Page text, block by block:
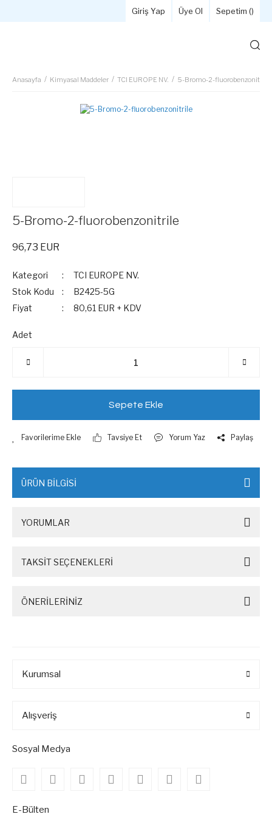
Giriş Yap Üye Ol Sepetim ()
Anasayfa Kimyasal Maddeler TCI EUROPE NV. 5-Bromo-2-fluorobenzonitrile
5-Bromo-2-fluorobenzonitrile
96,73 EUR
Kategori
TCI EUROPE NV.
Stok Kodu
B2425-5G
Fiyat
80,61 EUR + KDV
Adet
Sepete Ekle
Tavsiye Et Yorum Yaz Paylaş
ÜRÜN BİLGİSİ
YORUMLAR
TAKSİT SEÇENEKLERİ
ÖNERİLERİNİZ
Kurumsal
Alışveriş
Sosyal Medya
E-Bülten